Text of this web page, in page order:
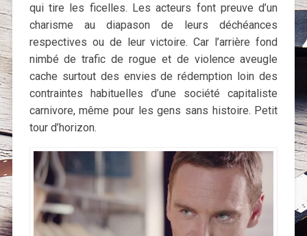
qui tire les ficelles. Les acteurs font preuve d’un
charisme au diapason de leurs déchéances
respectives ou de leur victoire. Car l’arrière fond
nimbé de trafic de rogue et de violence aveugle
cache surtout des envies de rédemption loin des
contraintes habituelles d’une société capitaliste
carnivore, même pour les gens sans histoire. Petit
tour d’horizon.